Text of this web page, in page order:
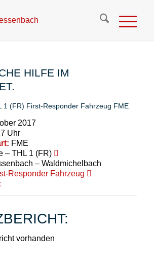
HILFE IM
1 (FR) First-Responder Fahrzeug FME
2017
Uhr
FME
– THL 1 (FR)
– Waldmichelbach
Responder Fahrzeug
vorhanden